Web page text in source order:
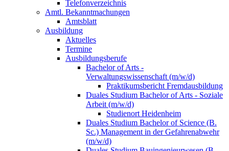
Telefonverzeichnis
Amtl. Bekanntmachungen
Amtsblatt
Ausbildung
Aktuelles
Termine
Ausbildungsberufe
Bachelor of Arts -
Verwaltungswissenschaft (m/w/d)
Praktikumsbericht Fremdausbildung
Duales Studium Bachelor of Arts - Soziale
Arbeit (m/w/d)
Studienort Heidenheim
Duales Studium Bachelor of Science (B.
Sc.) Management in der Gefahrenabwehr
(m/w/d)